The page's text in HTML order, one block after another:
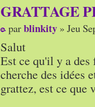
GRATTAGE
parblinkity » Jeu
Salut
Est ce qu'il y a
cherche des idées
grattez, est ce que